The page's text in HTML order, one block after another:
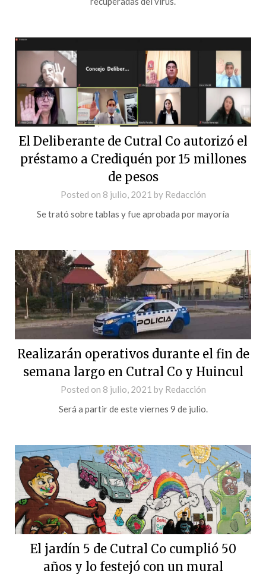
El Deliberante de Cutral Co autorizó el
préstamo a Crediquén por 15 millones
de pesos
Posted on 8 julio, 2021 by Redacción
Se trató sobre tablas y fue aprobada por mayoría
Realizarán operativos durante el fin de
semana largo en Cutral Co y Huincul
Posted on 8 julio, 2021 by Redacción
Será a partir de este viernes 9 de julio.
El jardín 5 de Cutral Co cumplió 50
años y lo festejó con un mural